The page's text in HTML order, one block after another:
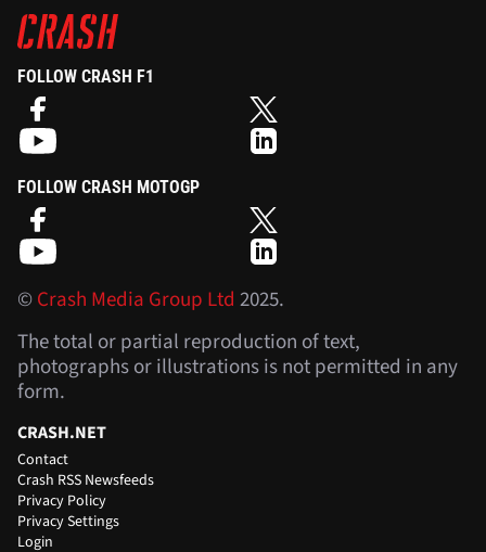
FOLLOW CRASH F1
FOLLOW CRASH MOTOGP
©Crash Media Group Ltd 2025.
The total or partial reproduction of text,
photographs or illustrations is not permitted in any
form.
CRASH.NET
Contact
Crash RSS Newsfeeds
Privacy Policy
Privacy Settings
Login